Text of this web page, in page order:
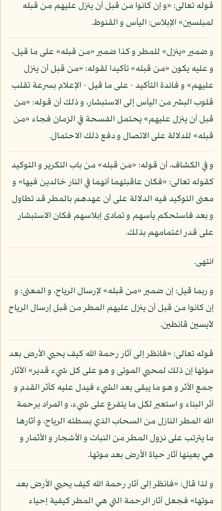
قوله تعالى: «و إن كانوا من قبل أن ينزل عليهم من قبله
لمبلسين» الإبلاس: اليأس و القنوط.
و ضمير «ينزل» للمطر و كذا ضمير «من قبله» على ما قيل،
و عليه يكون «من قبله» تأكيدا لقوله: «من قبل أن ينزل
عليهم» و فائدة التأكيد - على ما قيل - الإعلام بسرعة تقلب
قلوب البشر من اليأس إلى الاستبشار، و ذلك أن قوله: «من
قبل أن ينزل عليهم» يحتمل الفسحة في الزمان فجاء «من
قبله» للدلالة على الاتصال و دفع ذلك الاحتمال.
و في الكشاف، أن قوله: «من قبله» من باب التكرير و التوكيد
كقوله تعالى: «فكان عاقبتهما أنهما في النار خالدين فيها» و
معنى التوكيد فيه الدلالة على أن عهدهم بالمطر قد تطاول
و بعد فاستحكم يأسهم و تمادى إبلاسهم فكان الاستبشار
على قدر اغتمامهم بذلك.
انتهى.
و ربما قيل: إن ضمير «من قبله» لإرسال الرياح، و المعنى: و
إن كانوا من قبل أن ينزل عليهم المطر من قبل إرسال الرياح
لآيسين قانطين.
قوله تعالى: «فانظر إلى آثار رحمة الله كيف يحيي الأرض بعد
موتها إن ذلك لمحيي الموتى و هو على كل شيء قدير» الآثار
جمع الأثر و هو ما يبقى بعد الشيء فيدل عليه كأثر القدم و
أثر البناء و استعير لكل ما يتفرع على شيء، و المراد برحمة
الله المطر النازل من السحاب الذي بسطته الرياح، و آثارها
ما يترتب على نزول المطر من النبات و الأشجار و الأثمار و
هي بعينها آثار حياة الأرض بعد موتها.
و لذا قال: «فانظر إلى آثار رحمة الله كيف يحيي الأرض بعد
موتها» فجعل آثار الرحمة التي هي المطر كيفية إحياء